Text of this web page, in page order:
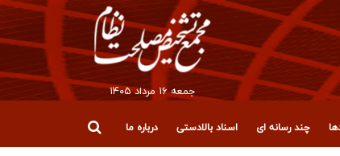
جمعه ۱۶ مرداد ۱۴۰۵
چند رسانه ای اسناد بالادستی درباره ما